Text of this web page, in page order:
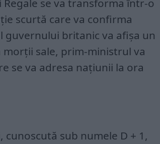
Regale se va transforma într-o
scurtă care va confirma
guvernului britanic va afișa un
sale, prim-ministrul va
se va adresa națiunii la ora
sub numele D + 1,